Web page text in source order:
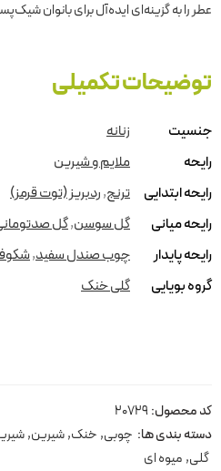
عطر را به گزینه‌ای ایده‌آل برای بانوان
توضیحات تکمیلی
جنسیت
زنانه
رایحه
ملایم و شیرین
رایحه ابتدایی
ترنج,ردبریز (توت قرمز)
رایحه میانی
گل سوسن,گل
رایحه پایدار
چوب صندل سفید,
گروه بویایی
گلی خنک
کد محصول:20729
دسته بندی ها: چوبی, خنک,شیرین,
گلی, میوه ای